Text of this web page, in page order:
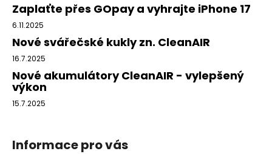
Zaplaťte přes GOpay a vyhrajte iPhone 17
6.11.2025
Nové svářečské kukly zn. CleanAIR
16.7.2025
Nové akumulátory CleanAIR - vylepšený
výkon
15.7.2025
Informace pro vás